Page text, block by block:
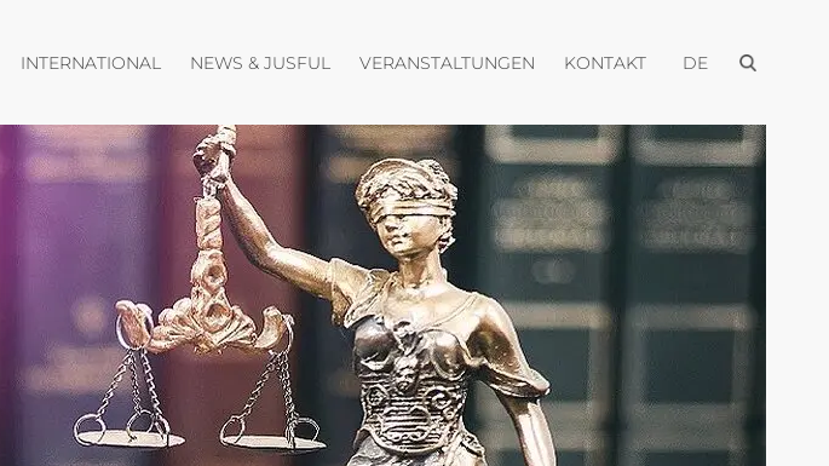
Menü öffnen
INTERNATIONAL Menü öffnen
NEWS & JUSFUL Menü öffnen
VERANSTALTUNGEN Menü öffnen
KONTAKTMenü öffnen
DE Menü öffnen